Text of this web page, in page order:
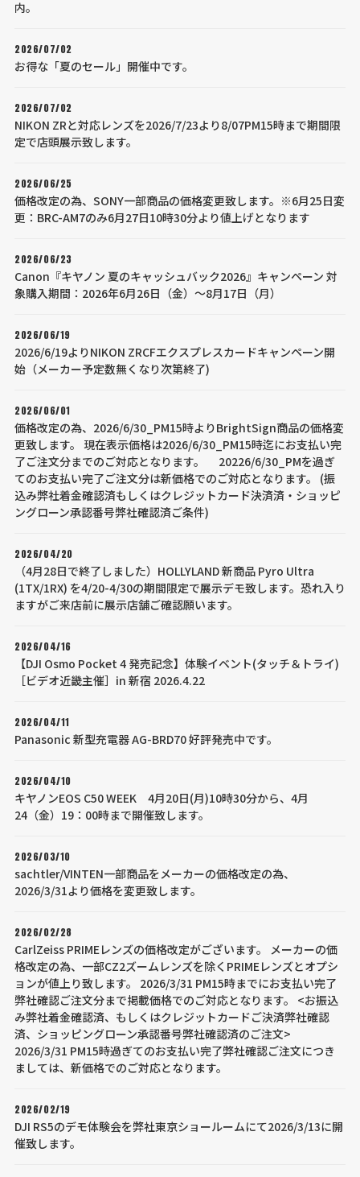
内。
2026/07/02
お得な「夏のセール」開催中です。
2026/07/02
NIKON ZRと対応レンズを2026/7/23より8/07PM15時まで期間限
定で店頭展示致します。
2026/06/25
価格改定の為、SONY一部商品の価格変更致します。※6月25日変
更：BRC-AM7のみ6月27日10時30分より値上げとなります
2026/06/23
Canon『キヤノン 夏のキャッシュバック2026』キャンペーン 対
象購入期間：2026年6月26日（金）～8月17日（月）
2026/06/19
2026/6/19よりNIKON ZRCFエクスプレスカードキャンペーン開
始（メーカー予定数無くなり次第終了)
2026/06/01
価格改定の為、2026/6/30_PM15時よりBrightSign商品の価格変
更致します。 現在表示価格は2026/6/30_PM15時迄にお支払い完
了ご注文分までのご対応となります。 20226/6/30_PMを過ぎ
てのお支払い完了ご注文分は新価格でのご対応となります。 (振
込み弊社着金確認済もしくはクレジットカード決済済・ショッピ
ングローン承認番号弊社確認済ご条件)
2026/04/20
（4月28日で終了しました）HOLLYLAND 新商品 Pyro Ultra
(1TX/1RX) を4/20-4/30の期間限定で展示デモ致します。恐れ入り
ますがご来店前に展示店舗ご確認願います。
2026/04/16
【DJI Osmo Pocket 4 発売記念】体験イベント(タッチ＆トライ)
［ビデオ近畿主催］in 新宿 2026.4.22
2026/04/11
Panasonic 新型充電器 AG-BRD70 好評発売中です。
2026/04/10
キヤノンEOS C50 WEEK 4月20日(月)10時30分から、4月
24（金）19：00時まで開催致します。
2026/03/10
sachtler/VINTEN一部商品をメーカーの価格改定の為、
2026/3/31より価格を変更致します。
2026/02/28
CarlZeiss PRIMEレンズの価格改定がございます。 メーカーの価
格改定の為、一部CZ2ズームレンズを除くPRIMEレンズとオプシ
ョンが値上り致します。 2026/3/31 PM15時までにお支払い完了
弊社確認ご注文分まで掲載価格でのご対応となります。 <お振込
み弊社着金確認済、もしくはクレジットカードご決済弊社確認
済、ショッピングローン承認番号弊社確認済のご注文>
2026/3/31 PM15時過ぎてのお支払い完了弊社確認ご注文につき
ましては、新価格でのご対応となります。
2026/02/19
DJI RS5のデモ体験会を弊社東京ショールームにて2026/3/13に開
催致します。